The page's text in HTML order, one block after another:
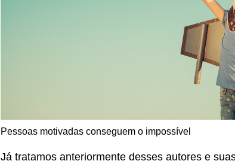
Pessoas motivadas conseguem o impossível
Já tratamos anteriormente desses autores e